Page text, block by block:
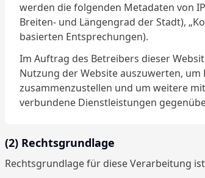
werden die folgenden Metadaten von
Breiten- und Längengrad der Stadt),
basierten Entsprechungen).
Im Auftrag des Betreibers dieser
Nutzung der Website auszuwerten,
zusammenzustellen und um weitere
verbundene Dienstleistungen
(2) Rechtsgrundlage
Rechtsgrundlage für diese Verarbeitung